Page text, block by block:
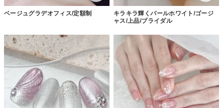
ベージュグラデオフィス/定額制
キラキラ輝くパールホワイト/ゴージ
ャス/上品/ブライダル